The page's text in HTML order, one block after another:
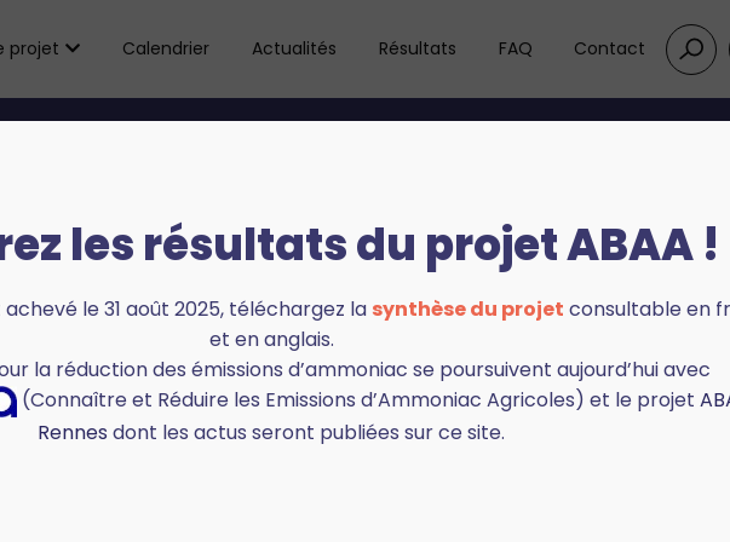
projet Calendrier Actualités Résultats FAQ Contact
scientifique et technique du
sur un réseau de groupes d’experts sollicité selon les besoins
sur l’agronomie, sur la modélisation, etc.) .
les résultats du projet ABAA !
le 31 août 2025, téléchargez la synthèse du projet consultable en
et en anglais.
la réduction des émissions d’ammoniac se poursuivent aujourd’hui avec
(Connaître et Réduire les Emissions d’Ammoniac Agricoles) et le projet
Rennes dont les actus seront publiées sur ce site.